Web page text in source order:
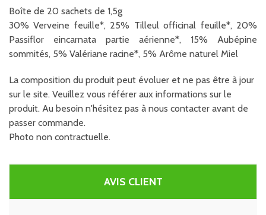
Boîte de 20 sachets de 1,5g
30% Verveine feuille*, 25% Tilleul officinal feuille*, 20%
Passiflor eincarnata partie aérienne*, 15% Aubépine
sommités, 5% Valériane racine*, 5% Arôme naturel Miel
La composition du produit peut évoluer et ne pas être à jour
sur le site. Veuillez vous référer aux informations sur le
produit. Au besoin n'hésitez pas à nous contacter avant de
passer commande.
Photo non contractuelle.
AVIS CLIENT